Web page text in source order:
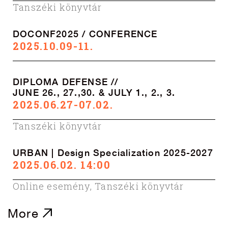
Tanszéki könyvtár
DOCONF2025 / CONFERENCE
2025.10.09-11.
DIPLOMA DEFENSE //
JUNE 26., 27.,30. & JULY 1., 2., 3.
2025.06.27-07.02.
Tanszéki könyvtár
URBAN | Design Specialization 2025-2027
2025.06.02. 14:00
Online esemény, Tanszéki könyvtár
More